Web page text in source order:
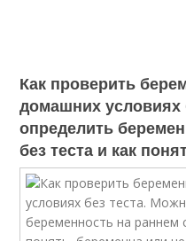
Как проверить
домашних условиях
определить
без теста и как